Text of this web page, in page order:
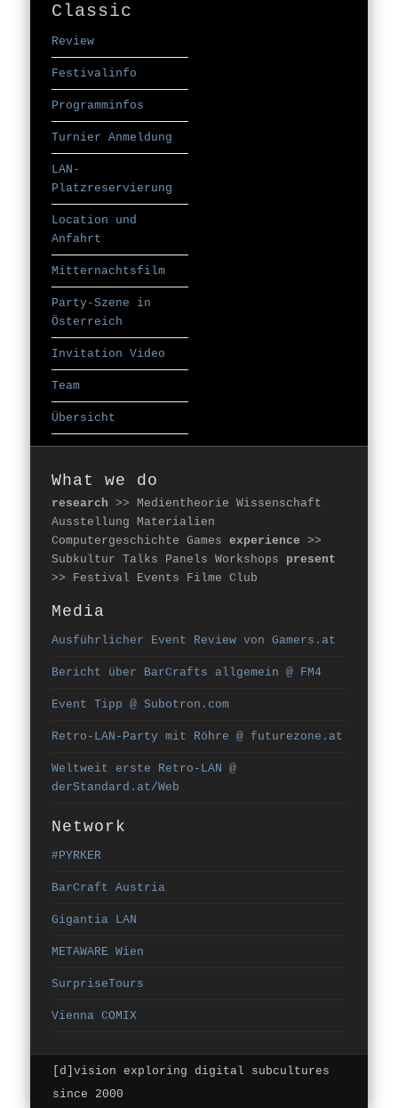
Classic
Review
Festivalinfo
Programminfos
Turnier Anmeldung
LAN-
Platzreservierung
Location und
Anfahrt
Mitternachtsfilm
Party-Szene in
Österreich
Invitation Video
Team
Übersicht
What we do
research >> Medientheorie Wissenschaft
Ausstellung Materialien
Computergeschichte Gamesexperience >>
Subkultur Talks Panels Workshops present
>> Festival Events Filme Club
Media
Ausführlicher Event Review von Gamers.at
Bericht über BarCrafts allgemein @ FM4
Event Tipp @ Subotron.com
Retro-LAN-Party mit Röhre @ futurezone.at
Weltweit erste Retro-LAN @
derStandard.at/Web
Network
#PYRKER
BarCraft Austria
Gigantia LAN
METAWARE Wien
SurpriseTours
Vienna COMIX
[d]vision exploring digital subcultures
since 2000